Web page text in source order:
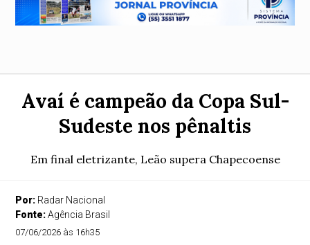
Avaí é campeão da Copa Sul-
Sudeste nos pênaltis
Em final eletrizante, Leão supera Chapecoense
Por: Radar Nacional
Fonte:Agência Brasil
07/06/2026 às 16h35